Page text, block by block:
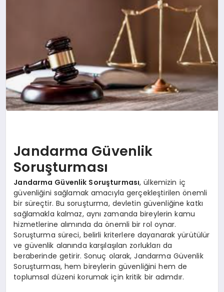
HESAPLAMALAR
Jandarma Güvenlik
Soruşturması
Jandarma Güvenlik Soruşturması, ülkemizin iç
güvenliğini sağlamak amacıyla gerçekleştirilen önemli
bir süreçtir. Bu soruşturma, devletin güvenliğine katkı
sağlamakla kalmaz, aynı zamanda bireylerin kamu
hizmetlerine alımında da önemli bir rol oynar.
Soruşturma süreci, belirli kriterlere dayanarak yürütülür
ve güvenlik alanında karşılaşılan zorlukları da
beraberinde getirir. Sonuç olarak, Jandarma Güvenlik
Soruşturması, hem bireylerin güvenliğini hem de
toplumsal düzeni korumak için kritik bir adımdır.